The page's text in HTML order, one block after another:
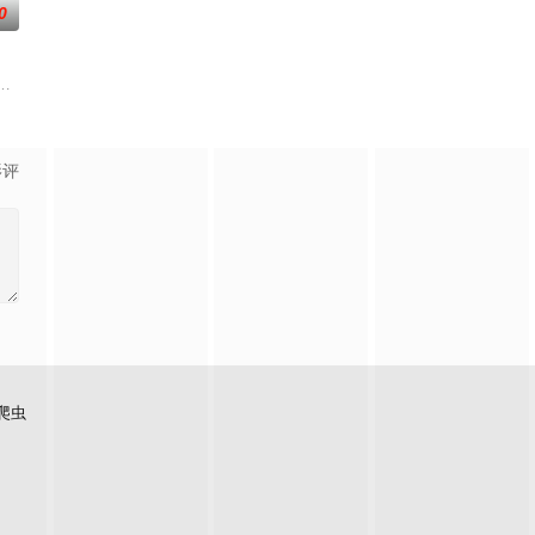
摄地点：广东出品人：郑伟
阳公主》。
虫